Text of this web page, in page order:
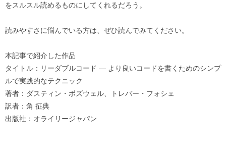
をスルスル読めるものにしてくれるだろう。
読みやすさに悩んでいる方は、ぜひ読んでみてください。
本記事で紹介した作品
タイトル：リーダブルコード ― より良いコードを書くためのシンプ
ルで実践的なテクニック
著者：ダスティン・ボズウェル、トレバー・フォシェ
訳者：角 征典
出版社：オライリージャパン